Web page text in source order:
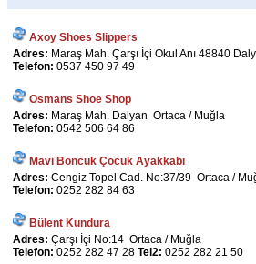
Axoy Shoes Slippers
Adres: Maraş Mah. Çarşı İçi Okul Anı 48840
Telefon: 0537 450 97 49
Osmans Shoe Shop
Adres: Maraş Mah. Dalyan Ortaca / Muğla
Telefon: 0542 506 64 86
Mavi Boncuk Çocuk Ayakkabı
Adres: Cengiz Topel Cad. No:37/39 Ortaca /
Telefon: 0252 282 84 63
Bülent Kundura
Adres: Çarşı İçi No:14 Ortaca / Muğla
Telefon: 0252 282 47 28 Tel2: 0252 282 21 50